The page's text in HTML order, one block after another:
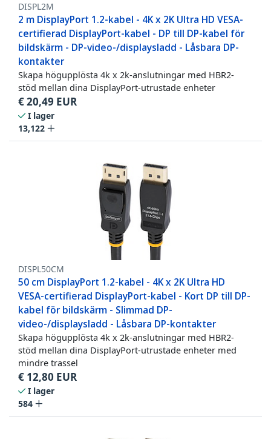
DISPL2M
2 m DisplayPort 1.2-kabel - 4K x 2K Ultra HD VESA-
certifierad DisplayPort-kabel - DP till DP-kabel för
bildskärm - DP-video-/displaysladd - Låsbara DP-
kontakter
Skapa högupplösta 4k x 2k-anslutningar med HBR2-
stöd mellan dina DisplayPort-utrustade enheter
€20,49 EUR
I lager
13,122
DISPL50CM
50 cm DisplayPort 1.2-kabel - 4K x 2K Ultra HD
VESA-certifierad DisplayPort-kabel - Kort DP till DP-
kabel för bildskärm - Slimmad DP-
video-/displaysladd - Låsbara DP-kontakter
Skapa högupplösta 4k x 2k-anslutningar med HBR2-
stöd mellan dina DisplayPort-utrustade enheter med
mindre trassel
€ 12,80 EUR
I lager
584